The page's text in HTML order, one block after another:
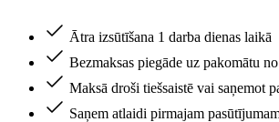
Ātra izsūtīšana 1 darba dienas laikā
Bezmaksas piegāde uz pakomātu
Maksā droši tiešsaistē vai saņemot
Saņem atlaidi pirmajam